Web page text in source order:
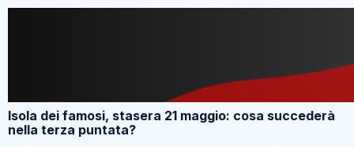
Isola dei famosi, stasera 21 maggio: cosa succederà
nella terza puntata?